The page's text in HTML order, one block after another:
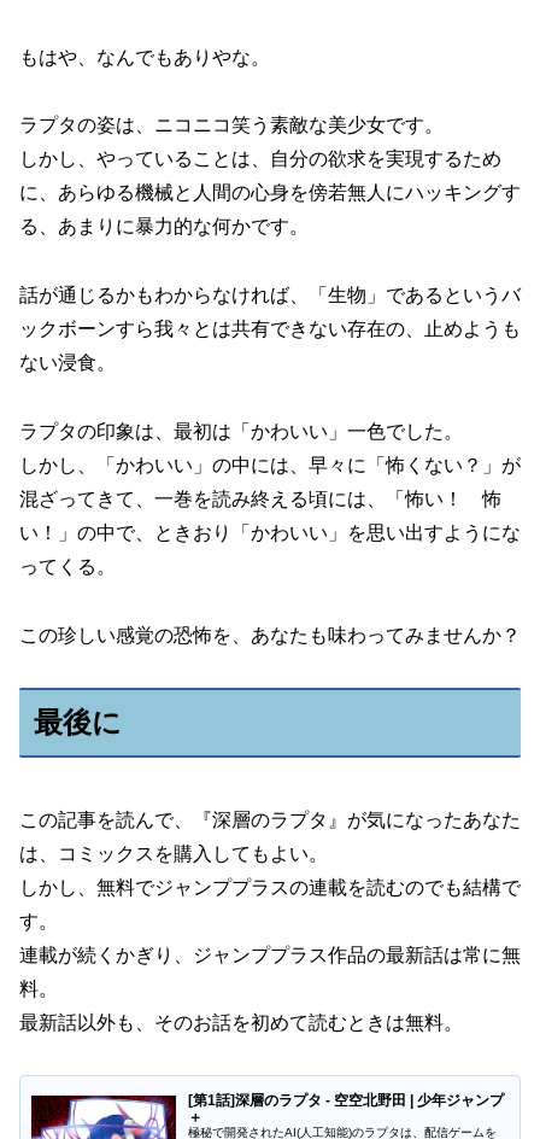
もはや、なんでもありやな。
ラプタの姿は、ニコニコ笑う素敵な美少女です。
しかし、やっていることは、自分の欲求を実現するため
に、あらゆる機械と人間の心身を傍若無人にハッキングす
る、あまりに暴力的な何かです。
話が通じるかもわからなければ、「生物」であるというバ
ックボーンすら我々とは共有できない存在の、止めようも
ない浸食。
ラプタの印象は、最初は「かわいい」一色でした。
しかし、「かわいい」の中には、早々に「怖くない？」が
混ざってきて、一巻を読み終える頃には、「怖い！ 怖
い！」の中で、ときおり「かわいい」を思い出すようにな
ってくる。
この珍しい感覚の恐怖を、あなたも味わってみませんか？
最後に
この記事を読んで、『深層のラプタ』が気になったあなた
は、コミックスを購入してもよい。
しかし、無料でジャンププラスの連載を読むのでも結構で
す。
連載が続くかぎり、ジャンププラス作品の最新話は常に無
料。
最新話以外も、そのお話を初めて読むときは無料。
[第1話]深層のラプタ - 空空北野田 | 少年ジャンプ
＋
極秘で開発されたAI(人工知能)のラプタは、配信ゲームを